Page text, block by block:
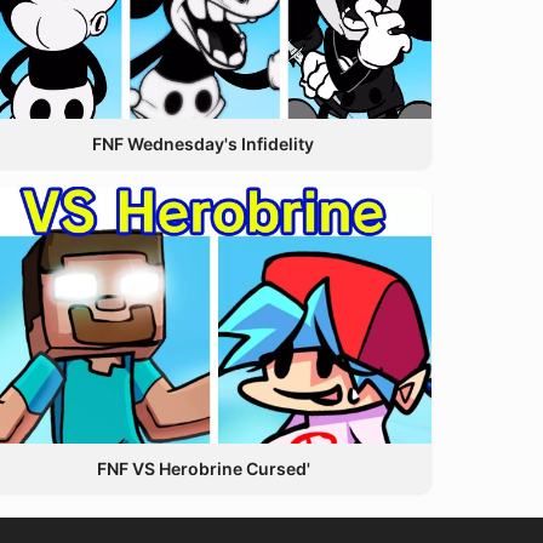
FNF Wednesday's Infidelity
FNF VS Herobrine Cursed'